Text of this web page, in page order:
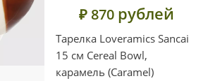
₽ 870 рублей
Тарелка Loveramics Sancai
15 см Cereal Bowl,
карамель (Caramel)